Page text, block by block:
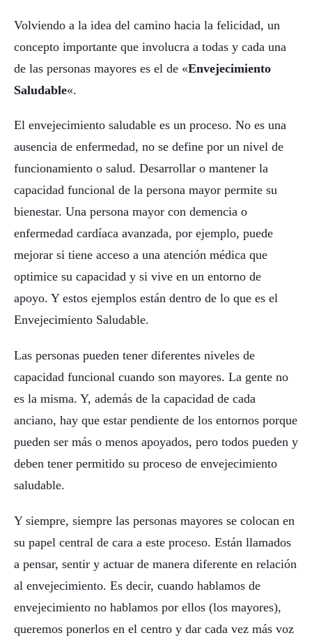
Volviendo a la idea del camino hacia la felicidad, un
concepto importante que involucra a todas y cada una
de las personas mayores es el de «Envejecimiento
Saludable«.
El envejecimiento saludable es un proceso. No es una
ausencia de enfermedad, no se define por un nivel de
funcionamiento o salud. Desarrollar o mantener la
capacidad funcional de la persona mayor permite su
bienestar. Una persona mayor con demencia o
enfermedad cardíaca avanzada, por ejemplo, puede
mejorar si tiene acceso a una atención médica que
optimice su capacidad y si vive en un entorno de
apoyo. Y estos ejemplos están dentro de lo que es el
Envejecimiento Saludable.
Las personas pueden tener diferentes niveles de
capacidad funcional cuando son mayores. La gente no
es la misma. Y, además de la capacidad de cada
anciano, hay que estar pendiente de los entornos porque
pueden ser más o menos apoyados, pero todos pueden y
deben tener permitido su proceso de envejecimiento
saludable.
Y siempre, siempre las personas mayores se colocan en
su papel central de cara a este proceso. Están llamados
a pensar, sentir y actuar de manera diferente en relación
al envejecimiento. Es decir, cuando hablamos de
envejecimiento no hablamos por ellos (los mayores),
queremos ponerlos en el centro y dar cada vez más voz